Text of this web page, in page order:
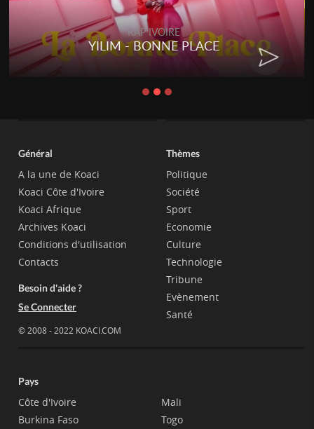
RAP IVOIRE
YILIM - BONNE PLACE
Général
A la une de Koaci
Koaci Côte d'Ivoire
Koaci Afrique
Archives Koaci
Conditions d'utilisation
Contacts
Besoin d'aide ?
Se Connecter
© 2008 - 2022 KOACI.COM
Thèmes
Politique
Société
Sport
Economie
Culture
Technologie
Tribune
Evènement
Santé
Pays
Côte d'Ivoire
Burkina Faso
Mali
Togo